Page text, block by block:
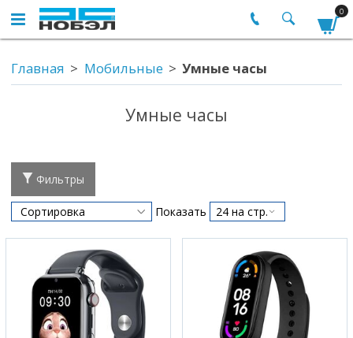
0
Главная Мобильные Умные часы
Умные часы
Фильтры
Показать